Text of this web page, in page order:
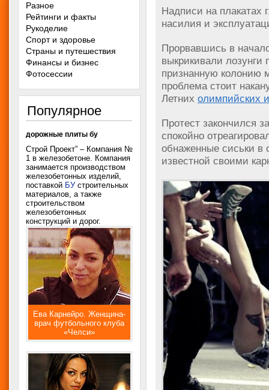
Надписи на плакатах
насилия и
Прорвавшись в
выкрикивали
признанную колонию
проблема стоит
Летних олимпийских
Протест закончился
спокойно
обнаженные сиськи в
известной своими
Разное
Рейтинги и факты
Рукоделие
Спорт и здоровье
Страны и путешествия
Финансы и бизнес
Фотосессии
Популярное
дорожные плиты бу
Строй Проект” – Компания №
1 в железобетоне. Компания
занимается производством
железобетонных изделий,
поставкой БУстроительных
материалов, а также
строительством
железобетонных
конструкций и дорог.
Ева Карнейро. Женщина-
врач футбольного клуба
«Челси»